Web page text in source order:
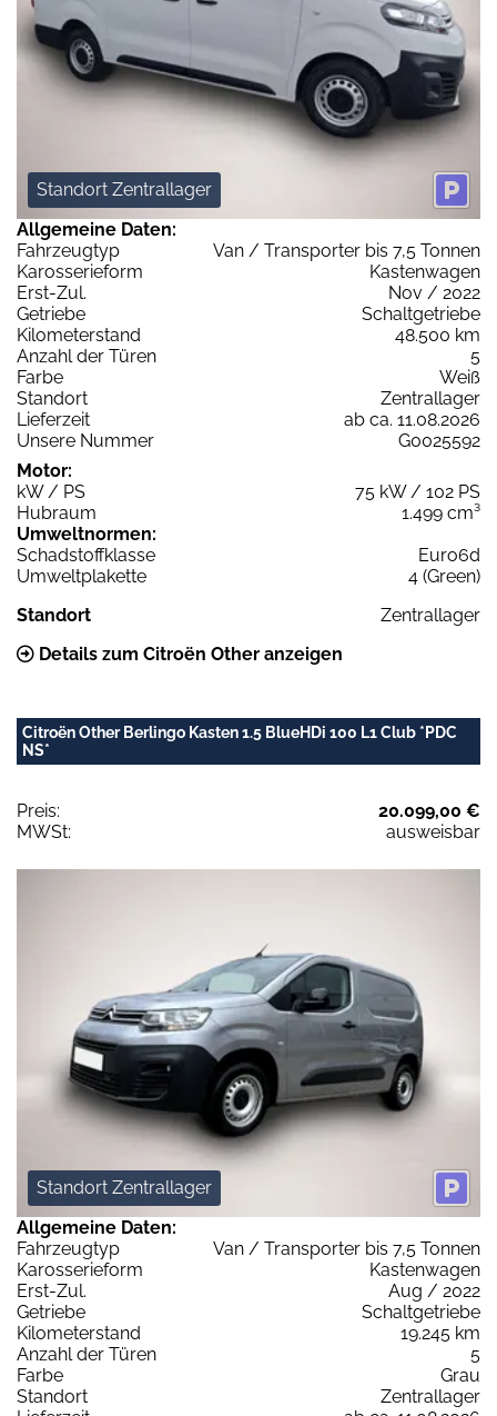
Standort Zentrallager
Allgemeine Daten:
Fahrzeugtyp
Van / Transporter bis 7,5 Tonnen
Karosserieform
Kastenwagen
Erst-Zul.
Nov / 2022
Getriebe
Schaltgetriebe
Kilometerstand
48.500 km
Anzahl der Türen
5
Farbe
Weiß
Standort
Zentrallager
Lieferzeit
ab ca. 11.08.2026
Unsere Nummer
G0025592
Motor:
kW / PS
75 kW / 102 PS
Hubraum
1.499 cm³
Umweltnormen:
Schadstoffklasse
Euro6d
Umweltplakette
4 (Green)
Standort
Zentrallager
Details zum Citroën Other anzeigen
Citroën Other Berlingo Kasten 1.5 BlueHDi 100 L1 Club *PDC
NS*
Preis:
20.099,00 €
MWSt:
ausweisbar
Standort Zentrallager
Allgemeine Daten:
Fahrzeugtyp
Van / Transporter bis 7,5 Tonnen
Karosserieform
Kastenwagen
Erst-Zul.
Aug / 2022
Getriebe
Schaltgetriebe
Kilometerstand
19.245 km
Anzahl der Türen
5
Farbe
Grau
Standort
Zentrallager